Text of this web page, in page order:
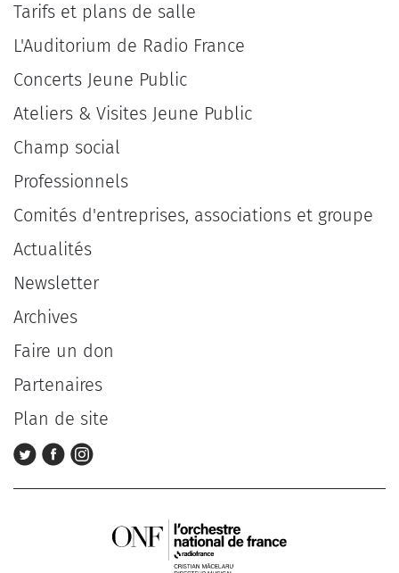
Tarifs et plans de salle
L'Auditorium de Radio France
Concerts Jeune Public
Ateliers & Visites Jeune Public
Champ social
Professionnels
Comités d'entreprises, associations et groupe
Actualités
Newsletter
Archives
Faire un don
Partenaires
Plan de site